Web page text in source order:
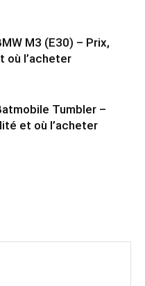
M3 (E30) – Prix,
où l’acheter
Tumbler –
et où l’acheter